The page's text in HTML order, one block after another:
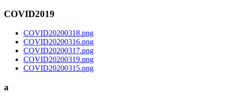
COVID2019
COVID20200318.png
COVID20200316.png
COVID20200317.png
COVID20200319.png
COVID20200315.png
a